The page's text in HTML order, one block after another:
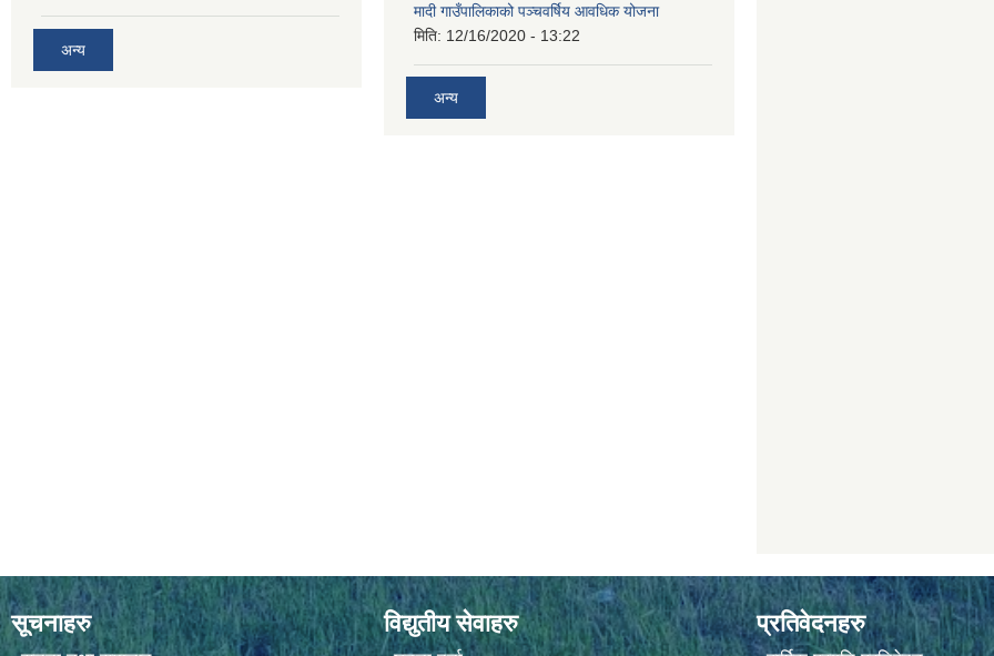
अन्य
मादी गाउँपालिकाको पञ्चवर्षिय आवधिक योजना
मिति: 12/16/2020 - 13:22
अन्य
सूचनाहरु विद्युतीय सेवाहरु प्रतिवेदनहरु